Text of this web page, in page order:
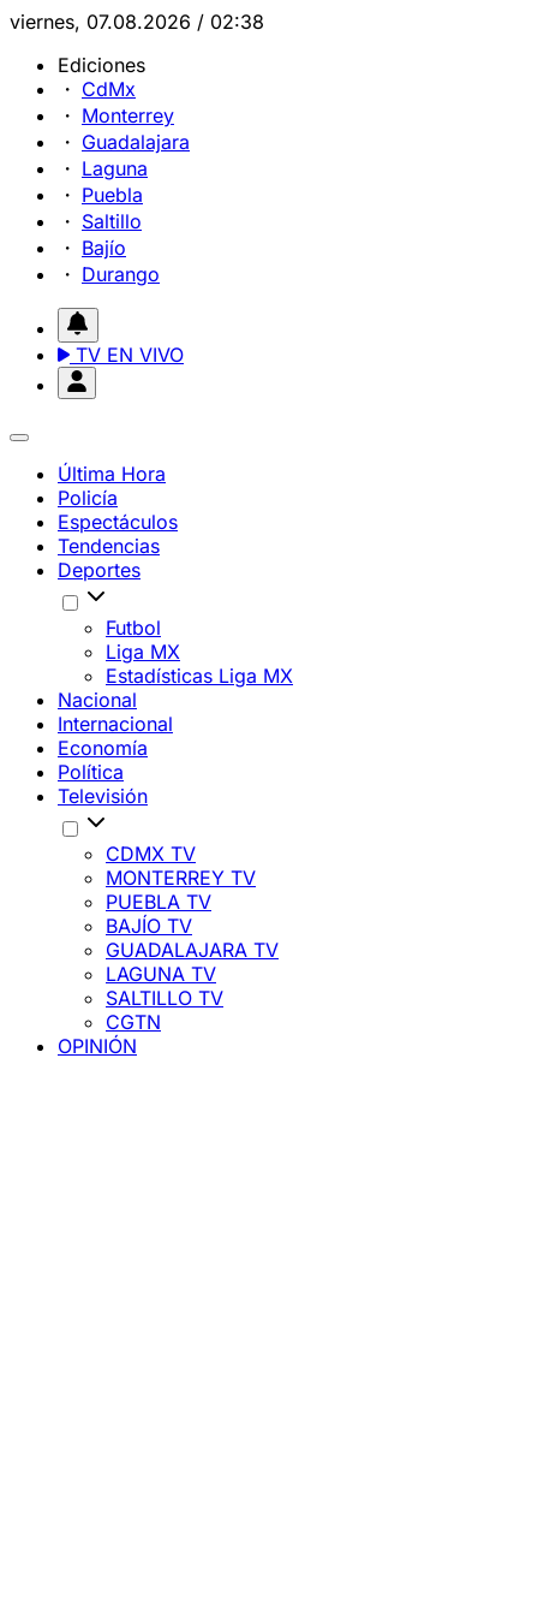
viernes, 07.08.2026 / 02:38
Ediciones
CdMx
Monterrey
Guadalajara
Laguna
Puebla
Saltillo
Bajío
Durango
TV EN VIVO
Última Hora
Policía
Espectáculos
Tendencias
Deportes
Futbol
Liga MX
Estadísticas Liga MX
Nacional
Internacional
Economía
Política
Televisión
CDMX TV
MONTERREY TV
PUEBLA TV
BAJÍO TV
GUADALAJARA TV
LAGUNA TV
SALTILLO TV
CGTN
OPINIÓN